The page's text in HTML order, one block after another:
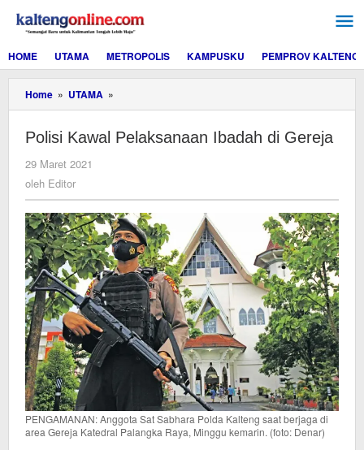
konten
HOME
UTAMA METROPOLIS KAMPUSKU PEMPROV KALTENG
Home » UTAMA »
Kawal
Ibadah
Polisi Kawal Pelaksanaan Ibadah di Gereja
29 Maret 2021
oleh Editor
PENGAMANAN: Anggota Sat Sabhara Polda Kalteng saat berjaga di
area Gereja Katedral Palangka Raya, Minggu kemarin. (foto: Denar)